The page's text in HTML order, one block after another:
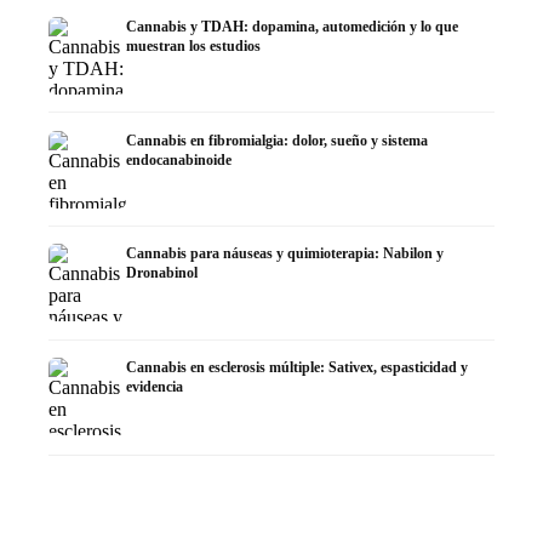
Cannabis y TDAH: dopamina, automedición y lo que
muestran los estudios
Cannabis en fibromialgia: dolor, sueño y sistema
endocanabinoide
Cannabis para náuseas y quimioterapia: Nabilon y
Dronabinol
Cannabis en esclerosis múltiple: Sativex, espasticidad y
evidencia